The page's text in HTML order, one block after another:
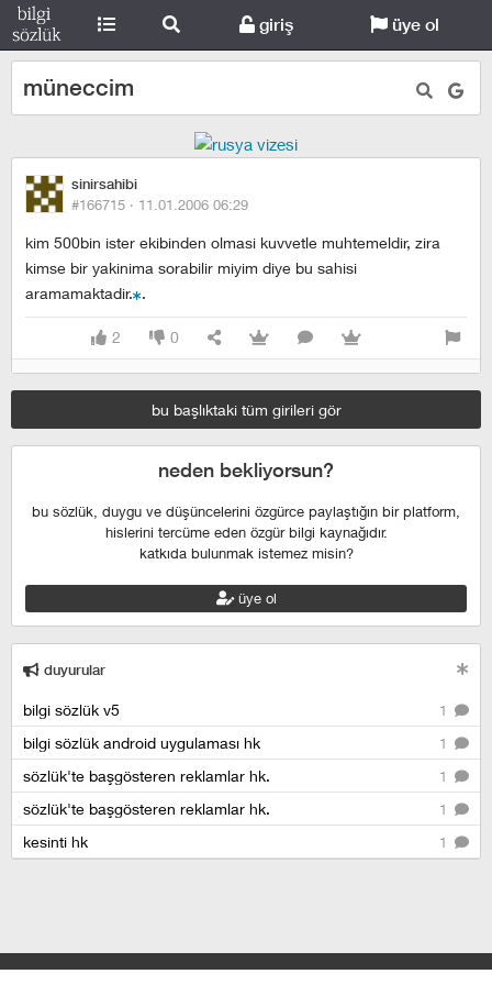
giriş üye ol
müneccim
sinirsahibi
#166715 · 11.01.2006 06:29
kim 500bin ister ekibinden olmasi kuvvetle muhtemeldir, zira
kimse bir yakinima sorabilir miyim diye bu sahisi
aramamaktadir. .
2 0
bu başlıktaki tüm girileri gör
neden bekliyorsun?
bu sözlük, duygu ve düşüncelerini özgürce paylaştığın bir platform,
hislerini tercüme eden özgür bilgi kaynağıdır.
katkıda bulunmak istemez misin?
üye ol
duyurular
1
bilgi sözlük v5
1
bilgi sözlük android uygulaması hk
1
sözlük'te başgösteren reklamlar hk.
1
sözlük'te başgösteren reklamlar hk.
1
kesinti hk